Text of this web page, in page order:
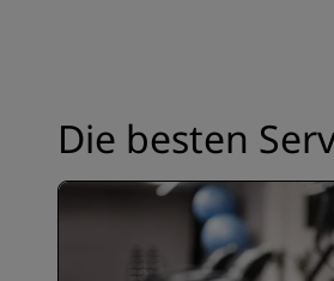
Die besten